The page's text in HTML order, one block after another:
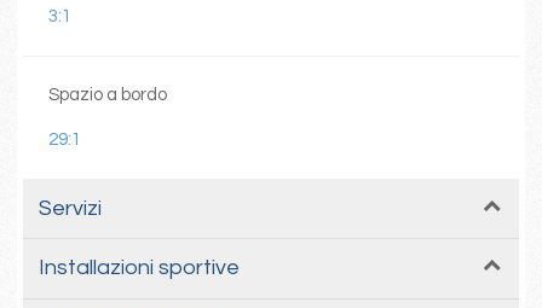
3:1
Spazio a bordo
29:1
Servizi
Installazioni sportive